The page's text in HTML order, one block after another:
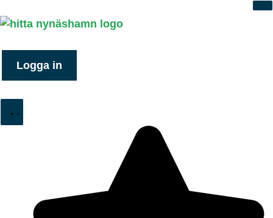
Logga in